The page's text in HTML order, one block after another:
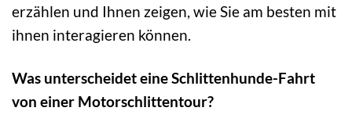
erzählen und Ihnen zeigen, wie Sie am besten mit
ihnen interagieren können.
Was unterscheidet eine Schlittenhunde-Fahrt
von einer Motorschlittentour?